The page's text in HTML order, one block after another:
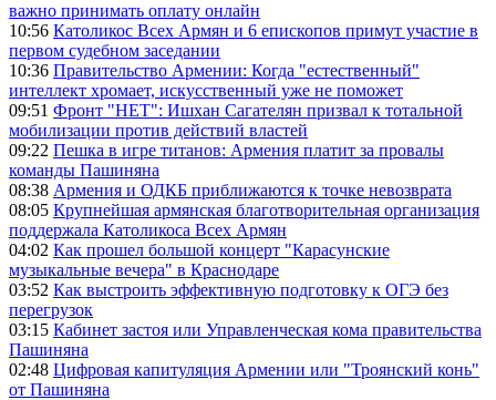
важно принимать оплату онлайн
10:56 Католикос Всех Армян и 6 епископов примут участие в
первом судебном заседании
10:36 Правительство Армении: Когда "естественный"
интеллект хромает, искусственный уже не поможет
09:51 Фронт "НЕТ": Ишхан Сагателян призвал к тотальной
мобилизации против действий властей
09:22 Пешка в игре титанов: Армения платит за провалы
команды Пашиняна
08:38 Армения и ОДКБ приближаются к точке невозврата
08:05 Крупнейшая армянская благотворительная организация
поддержала Католикоса Всех Армян
04:02 Как прошел большой концерт "Карасунские
музыкальные вечера" в Краснодаре
03:52 Как выстроить эффективную подготовку к ОГЭ без
перегрузок
03:15 Кабинет застоя или Управленческая кома правительства
Пашиняна
02:48 Цифровая капитуляция Армении или "Троянский конь"
от Пашиняна